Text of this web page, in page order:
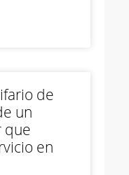
de
un
que
en